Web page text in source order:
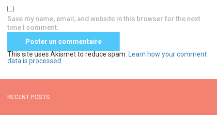
Save my name, email, and website in this browser for the next
time I comment.
This site uses Akismet to reduce spam.
Learn how your comment
data is processed
RECENT POSTS